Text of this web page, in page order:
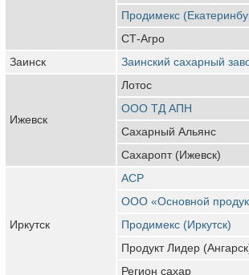
Продимекс
СТ-Агро
Заинск
Заинский сахарный
Ижевск
Лотос
ООО ТД АПН
Сахарный Альянс
Сахаропт (Ижевск)
Иркутск
АСР
ООО «Основной
Продимекс (Иркутск)
Продукт Лидер
Регион сахар